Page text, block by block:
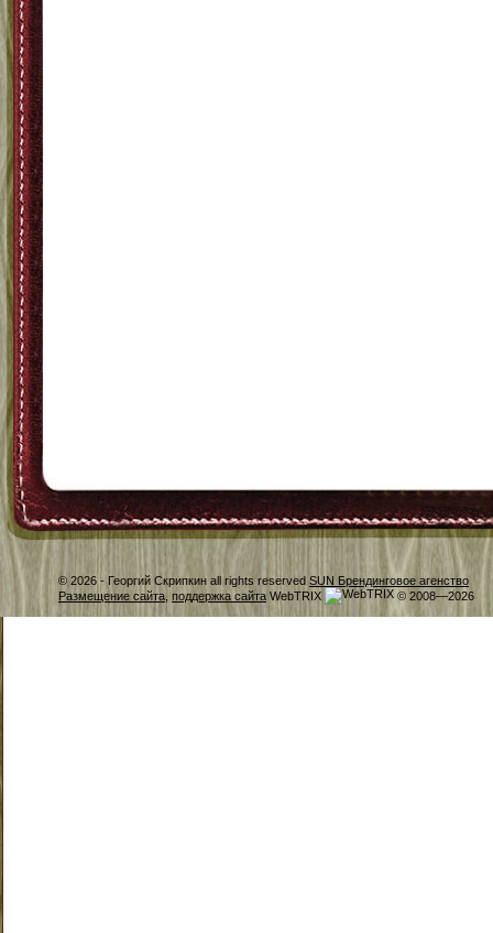
© 2026 - Георгий Скрипкин all rights reserved SUN Брендинговое агенство
Размещение сайта, поддержка сайта WebTRIX © 2008—2026